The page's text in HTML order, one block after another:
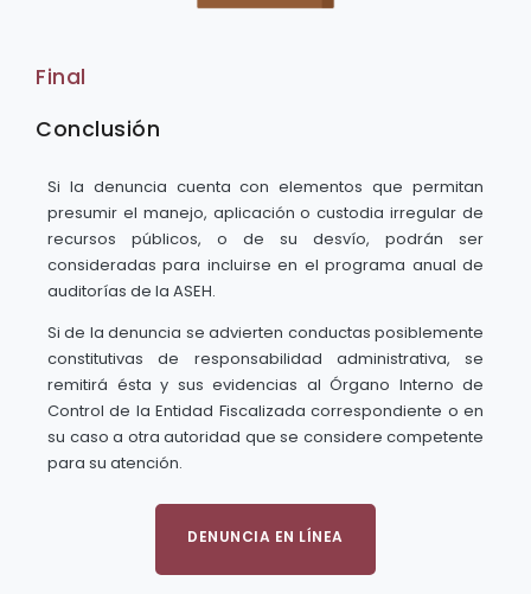
Final
Conclusión
Si la denuncia cuenta con elementos que permitan
presumir el manejo, aplicación o custodia irregular de
recursos públicos, o de su desvío, podrán ser
consideradas para incluirse en el programa anual de
auditorías de la ASEH.
Si de la denuncia se advierten conductas posiblemente
constitutivas de responsabilidad administrativa, se
remitirá ésta y sus evidencias al Órgano Interno de
Control de la Entidad Fiscalizada correspondiente o en
su caso a otra autoridad que se considere competente
para su atención.
DENUNCIA EN LÍNEA